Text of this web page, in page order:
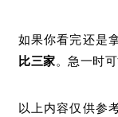
如果你看完还是
比三家。急一时
以上内容仅供参